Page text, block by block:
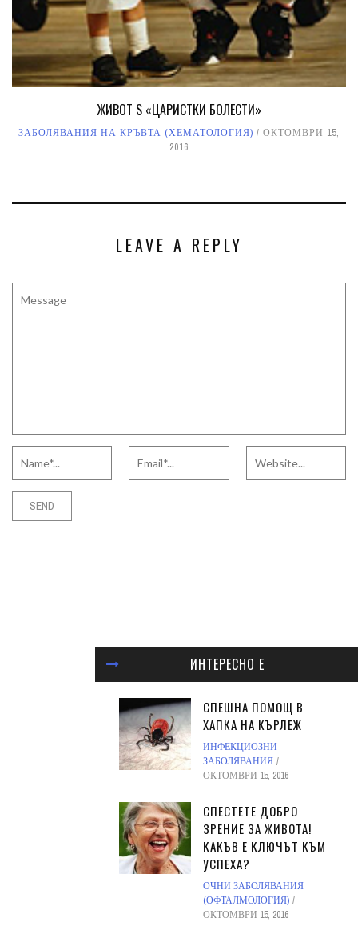
ЖИВОТ S «ЦАРИСТКИ БОЛЕСТИ»
ЗАБОЛЯВАНИЯ НА КРЪВТА (ХЕМАТОЛОГИЯ)
ОКТОМВРИ 15,
2016
LEAVE A REPLY
ИНТЕРЕСНО Е
СПЕШНА ПОМОЩ В
ХАПКА НА КЪРЛЕЖ
ИНФЕКЦИОЗНИ
ЗАБОЛЯВАНИЯ
ОКТОМВРИ 15, 2016
СПЕСТЕТЕ ДОБРО
ЗРЕНИЕ ЗА ЖИВОТА!
КАКЪВ Е КЛЮЧЪТ КЪМ
УСПЕХА?
ОЧНИ ЗАБОЛЯВАНИЯ
(ОФТАЛМОЛОГИЯ)
ОКТОМВРИ 15, 2016